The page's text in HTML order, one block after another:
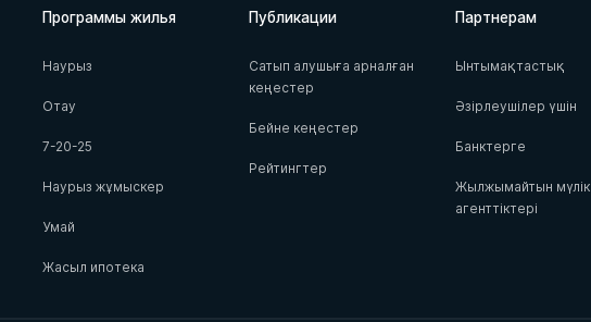
Программы жилья
Наурыз
Отау
7-20-25
Наурыз жұмыскер
Умай
Жасыл ипотека
Публикации
Сатып алушыға арналған
кеңестер
Бейне кеңестер
Рейтингтер
Партнерам
Ынтымақтастық
Әзірлеушілер үшін
Банктерге
Жылжымайтын мүлік
агенттіктері